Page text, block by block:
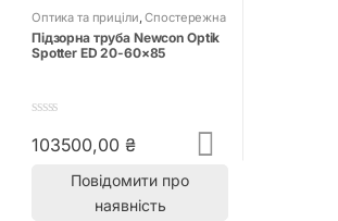
Оптика та приціли,Спостережна
оптика
Підзорна труба Newcon Optik
Spotter ED 20-60×85
o
103500,00 ₴
Повідомити про
наявність